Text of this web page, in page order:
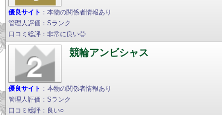
優良サイト ：本物の関係者情報あり
管理人評価：Sランク
口コミ総評：非常に良い◎
競輪アンビシャス
優良サイト ：本物の関係者情報あり
管理人評価：Sランク
口コミ総評：良い○